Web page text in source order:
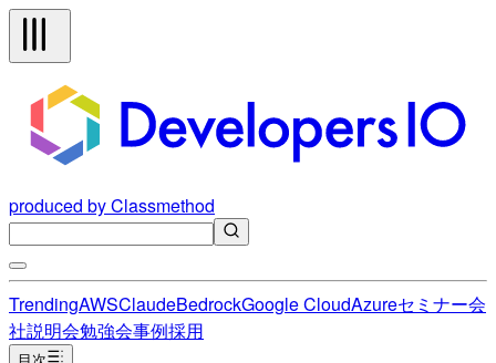
produced by Classmethod
TrendingAWSClaudeBedrockGoogle CloudAzureセミナー会
社説明会勉強会事例採用